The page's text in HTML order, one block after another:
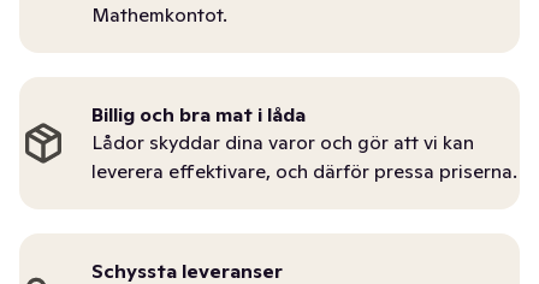
Mathemkontot.
Billig och bra mat i låda
Lådor skyddar dina varor och gör att vi kan
leverera effektivare, och därför pressa priserna.
Schyssta leveranser